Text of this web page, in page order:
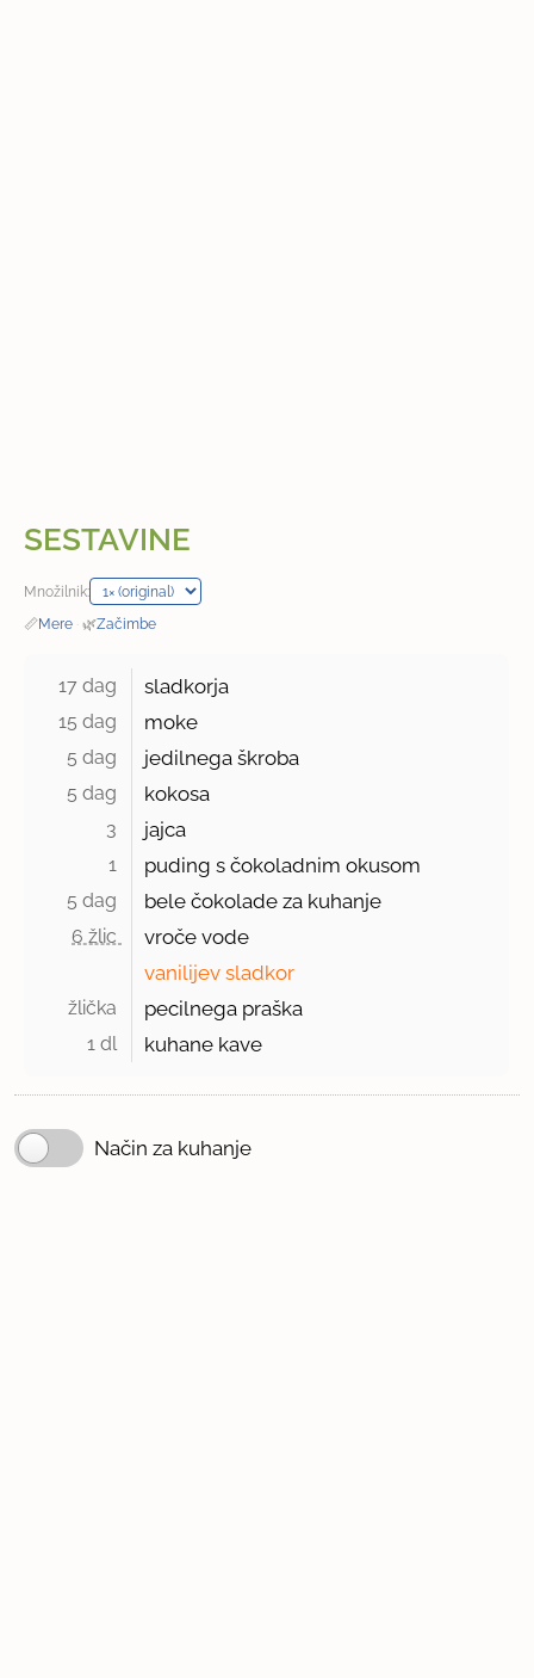
SESTAVINE
Množilnik:
📏Mere · 🌿Začimbe
17 dag sladkorja
15 dag moke
5 dag jedilnega škroba
5 dag kokosa
3 jajca
1 puding s čokoladnim okusom
5 dag bele čokolade za kuhanje
6 žlic
vroče vode
vanilijev sladkor
žlička pecilnega praška
1 dl kuhane kave
Način za kuhanje